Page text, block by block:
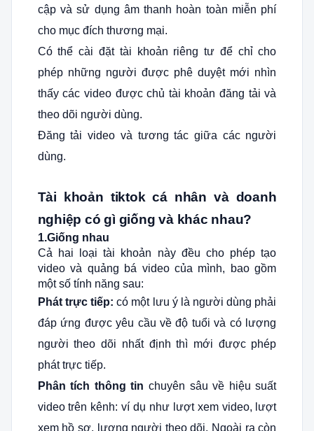
cập và sử dụng âm thanh hoàn toàn miễn phí
cho mục đích thương mại.
Có thể cài đặt tài khoản riêng tư để chỉ cho
phép những người được phê duyệt mới nhìn
thấy các video được chủ tài khoản đăng tải và
theo dõi người dùng.
Đăng tải video và tương tác giữa các người
dùng.
Tài khoản tiktok cá nhân và doanh
nghiệp có gì giống và khác nhau?
1.Giống nhau
Cả hai loại tài khoản này đều cho phép tạo
video và quảng bá video của mình, bao gồm
một số tính năng sau:
Phát trực tiếp: có một lưu ý là người dùng phải
đáp ứng được yêu cầu về độ tuổi và có lượng
người theo dõi nhất định thì mới được phép
phát trực tiếp.
Phân tích thông tin chuyên sâu về hiệu suất
video trên kênh: ví dụ như lượt xem video, lượt
xem hồ sơ, lượng người theo dõi. Ngoài ra còn